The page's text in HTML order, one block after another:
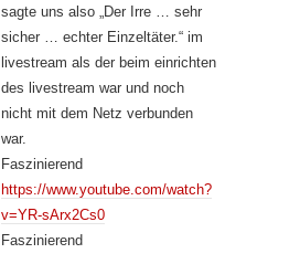
sagte uns also „Der Irre … sehr
sicher … echter Einzeltäter.“ im
livestream als der beim einrichten
des livestream war und noch
nicht mit dem Netz verbunden
war.
Faszinierend
https://www.youtube.com/watch?
v=YR-sArx2Cs0
Faszinierend